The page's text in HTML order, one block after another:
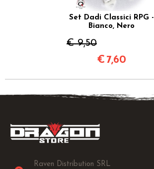
Set Dadi Classici RPG -
Bianco, Nero
€ 9,50
€ 7,60
Raven Distribution SRL